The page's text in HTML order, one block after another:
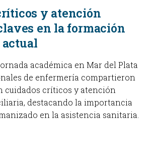
y atención
en la formación
académica en Mar del Plata
de enfermería compartieron
cuidados críticos y atención
destacando la importancia
en la asistencia sanitaria.